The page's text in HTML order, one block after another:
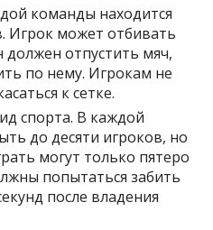
команды находится
Игрок может отбивать
отпустить мяч,
по нему. Игрокам не
к сетке.
спорта. В каждой
до десяти игроков, но
могут только пятеро
попытаться забить
после владения